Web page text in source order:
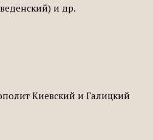
и др.
Киевский и Галицкий